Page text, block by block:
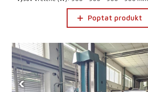
Poptat produkt
‹